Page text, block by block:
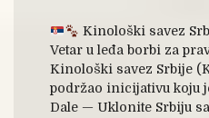
Kinološki savez
Vetar u leđa borbi za
Kinološki savez Srbije
podržao inicijativu koju
Dale — Uklonite Srbiju